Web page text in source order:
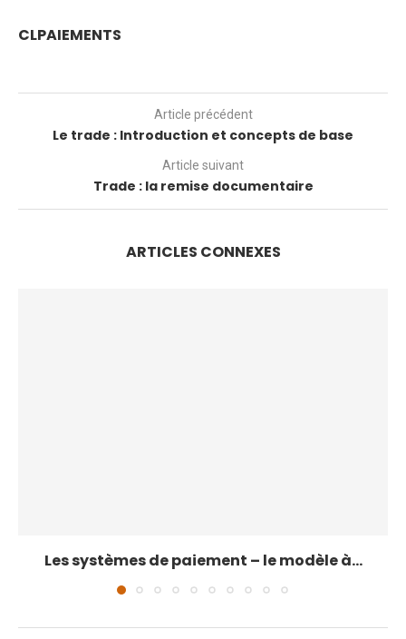
CLPAIEMENTS
Article précédent
Le trade : Introduction et concepts de base
Article suivant
Trade : la remise documentaire
ARTICLES CONNEXES
Les systèmes de paiement – le modèle à...